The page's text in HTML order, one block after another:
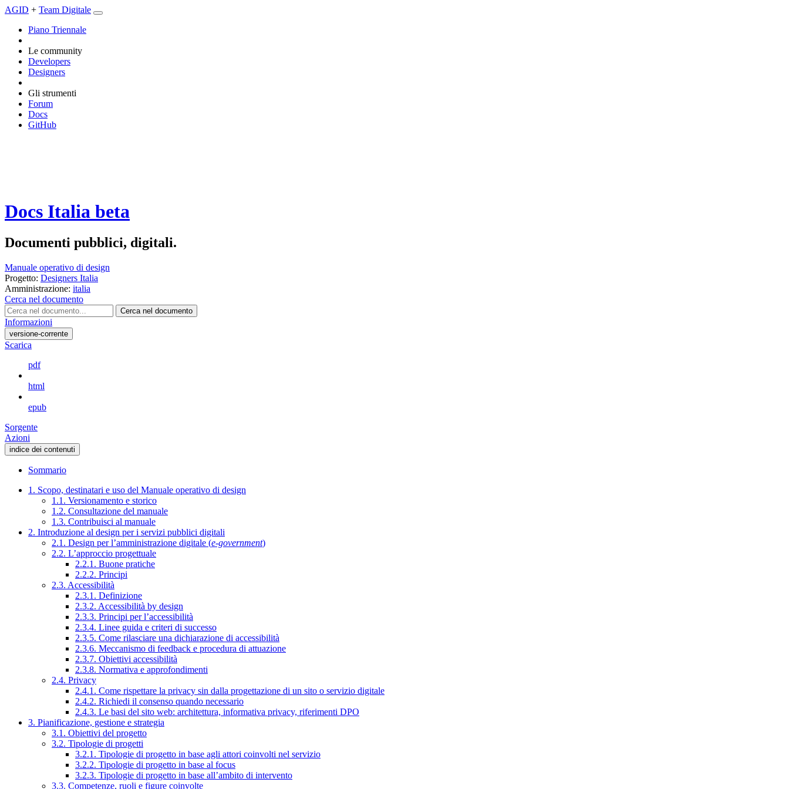
AGID + Team Digitale
Piano Triennale
Le community
Developers
Designers
Gli strumenti
Forum
Docs
GitHub
Docs Italia beta
Documenti pubblici, digitali.
Manuale operativo di design
Progetto: Designers Italia
Amministrazione: italia
Cerca nel documento
Cerca nel documento
Informazioni
versione-corrente
Scarica
pdf
html
epub
Sorgente
Azioni
indice dei contenuti
Sommario
1. Scopo, destinatari e uso del Manuale operativo di design
1.1. Versionamento e storico
1.2. Consultazione del manuale
1.3. Contribuisci al manuale
2. Introduzione al design per i servizi pubblici digitali
2.1. Design per l’amministrazione digitale (e-government)
2.2. L’approccio progettuale
2.2.1. Buone pratiche
2.2.2. Principi
2.3. Accessibilità
2.3.1. Definizione
2.3.2. Accessibilità by design
2.3.3. Principi per l’accessibilità
2.3.4. Linee guida e criteri di successo
2.3.5. Come rilasciare una dichiarazione di accessibilità
2.3.6. Meccanismo di feedback e procedura di attuazione
2.3.7. Obiettivi accessibilità
2.3.8. Normativa e approfondimenti
2.4. Privacy
2.4.1. Come rispettare la privacy sin dalla progettazione di un sito o servizio digitale
2.4.2. Richiedi il consenso quando necessario
2.4.3. Le basi del sito web: architettura, informativa privacy, riferimenti DPO
3. Pianificazione, gestione e strategia
3.1. Obiettivi del progetto
3.2. Tipologie di progetti
3.2.1. Tipologie di progetto in base agli attori coinvolti nel servizio
3.2.2. Tipologie di progetto in base al focus
3.2.3. Tipologie di progetto in base all’ambito di intervento
3.3. Competenze, ruoli e figure coinvolte